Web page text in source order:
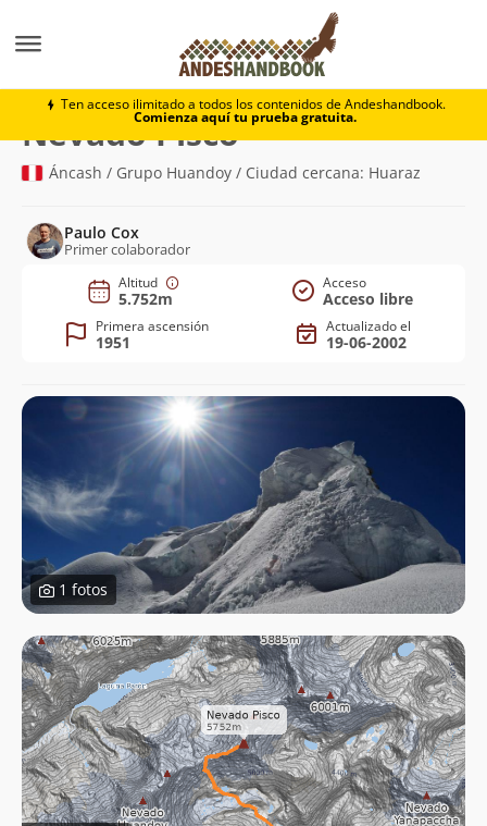
Ten acceso ilimitado a todos los contenidos de Andeshandbook.
Comienza aquí tu prueba gratuita.
Nevado Pisco
Nevado Pisco(5.752m)
Áncash / Grupo Huandoy / Ciudad cercana: Huaraz
Paulo Cox
Primer colaborador
Altitud
5.752m
Acceso
Acceso libre
Primera ascensión
1951
Actualizado el
19-06-2002
1 fotos